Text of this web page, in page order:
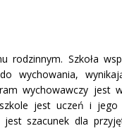
rodzinnym. Szkoła
wychowania,
wychowawczy jest
jest uczeń i jego
jest szacunek dla